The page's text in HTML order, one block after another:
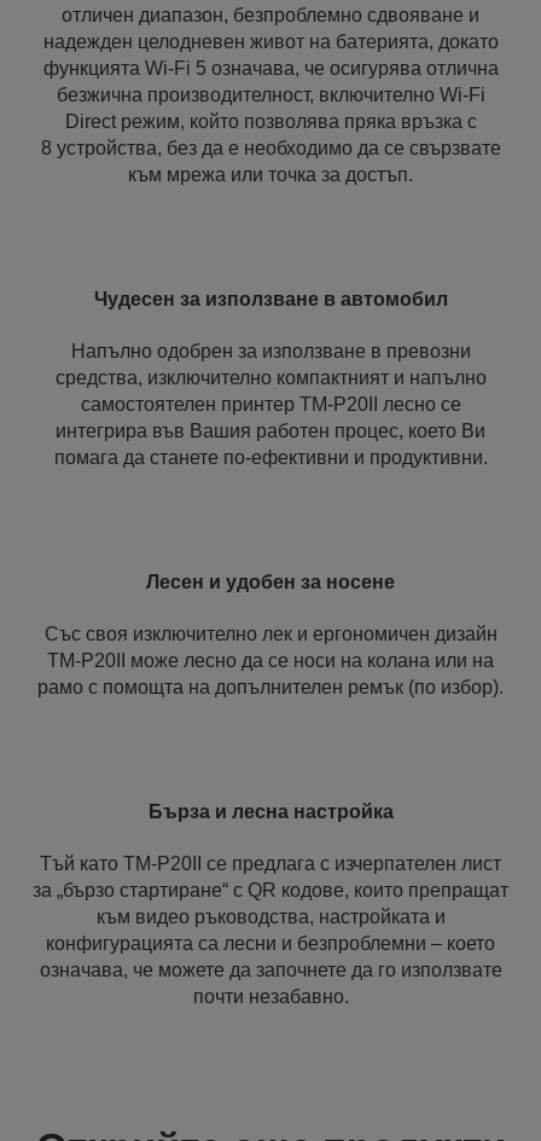
отличен диапазон, безпроблемно сдвояване и
надежден целодневен живот на батерията, докато
функцията Wi‑Fi 5 означава, че осигурява отлична
безжична производителност, включително Wi-Fi
Direct режим, който позволява пряка връзка с
8 устройства, без да е необходимо да се свързвате
към мрежа или точка за достъп.
Чудесен за използване в автомобил
Напълно одобрен за използване в превозни
средства, изключително компактният и напълно
самостоятелен принтер TM‑P20II лесно се
интегрира във Вашия работен процес, което Ви
помага да станете по-ефективни и продуктивни.
Лесен и удобен за носене
Със своя изключително лек и ергономичен дизайн
TM-P20II може лесно да се носи на колана или на
рамо с помощта на допълнителен ремък (по избор).
Бърза и лесна настройка
Тъй като TM-P20II се предлага с изчерпателен лист
за „бързо стартиране“ с QR кодове, които препращат
към видео ръководства, настройката и
конфигурацията са лесни и безпроблемни – което
означава, че можете да започнете да го използвате
почти незабавно.